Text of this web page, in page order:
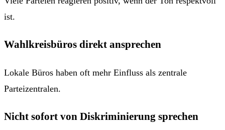
ist.
Wahlkreisbüros direkt ansprechen
Lokale Büros haben oft mehr Einfluss als zentrale
Parteizentralen.
Nicht sofort von Diskriminierung sprechen